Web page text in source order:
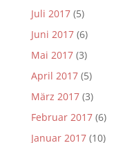
Juli 2017(5)
Juni 2017(6)
Mai 2017(3)
April 2017(5)
März 2017(3)
Februar 2017(6)
Januar 2017(10)